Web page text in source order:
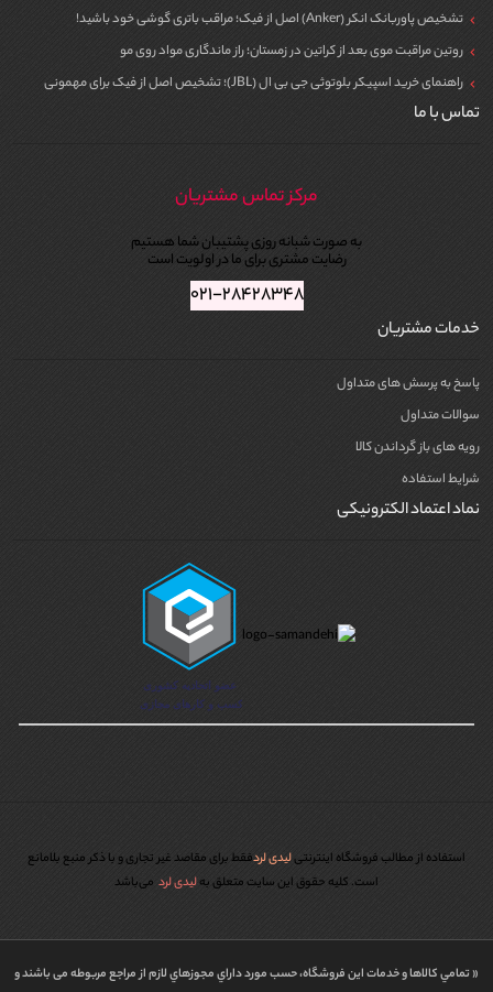
تشخیص پاوربانک انکر (Anker) اصل از فیک؛ مراقب باتری گوشی خود باشید!
روتین مراقبت موی بعد از کراتین در زمستان؛ راز ماندگاری مواد روی مو
راهنمای خرید اسپیکر بلوتوثی جی بی ال (JBL)؛ تشخیص اصل از فیک برای مهمونی
تماس با ما
مرکز تماس مشتریان
به صورت شبانه روزی پشتیبان شما هستیم
رضایت مشتری برای ما در اولویت است
۰۲۱-۲۸۴۲۸۳۴۸
خدمات مشتریان
پاسخ به پرسش های متداول
سوالات متداول
رویه های باز گرداندن کالا
شرایط استفاده
نماد اعتماد الکترونیکی
استفاده از مطالب فروشگاه اینترنتیلیدی لردفقط برای مقاصد غیر تجاری و با ذکر منبع بلامانع
است. کليه حقوق اين سايت متعلق بهلیدی لرد می‌باشد
« تمامي كالاها و خدمات اين فروشگاه، حسب مورد داراي مجوزهاي لازم از مراجع مربوطه می باشند و